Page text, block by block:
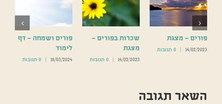
פורים ושמחה – דף
לימוד
18/03/2024
| 0 תגובות
שכרות בפורים –
מצגת
14/02/2023
| 0 תגובות
פורים – מצגת
14/02/2023
| 0 תגובות
השאר תגובה